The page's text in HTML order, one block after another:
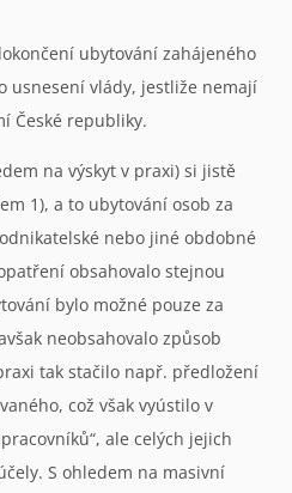
ubytování zahájeného
usnesení vlády, jestliže nemají
České republiky.
na výskyt v praxi) si jistě
1), a to ubytování osob za
nebo jiné obdobné
obsahovalo stejnou
bylo možné pouze za
neobsahovalo způsob
tak stačilo např. předložení
což však vyústilo v
ale celých jejich
S ohledem na masivní